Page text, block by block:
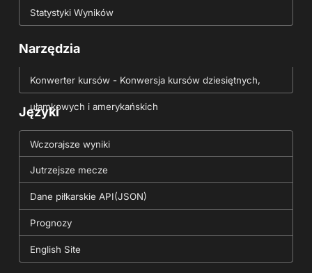
Statystyki Wyników
Narzędzia
Konwerter kursów - Konwersja kursów dziesiętnych,
ułamkowych i amerykańskich
Języki
Wczorajsze wyniki
Jutrzejsze mecze
Dane piłkarskie API(JSON)
Prognozy
English Site